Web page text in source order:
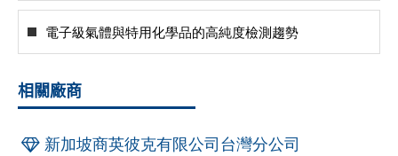
電子級氣體與特用化學品的高純度檢測趨勢
相關廠商
新加坡商英彼克有限公司台灣分公司